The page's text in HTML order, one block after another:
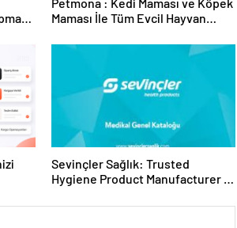
Maması İle Tüm Evcil Hayvan
Sevinçler Sağlık: Trusted
Hygiene Product Manufacturer in